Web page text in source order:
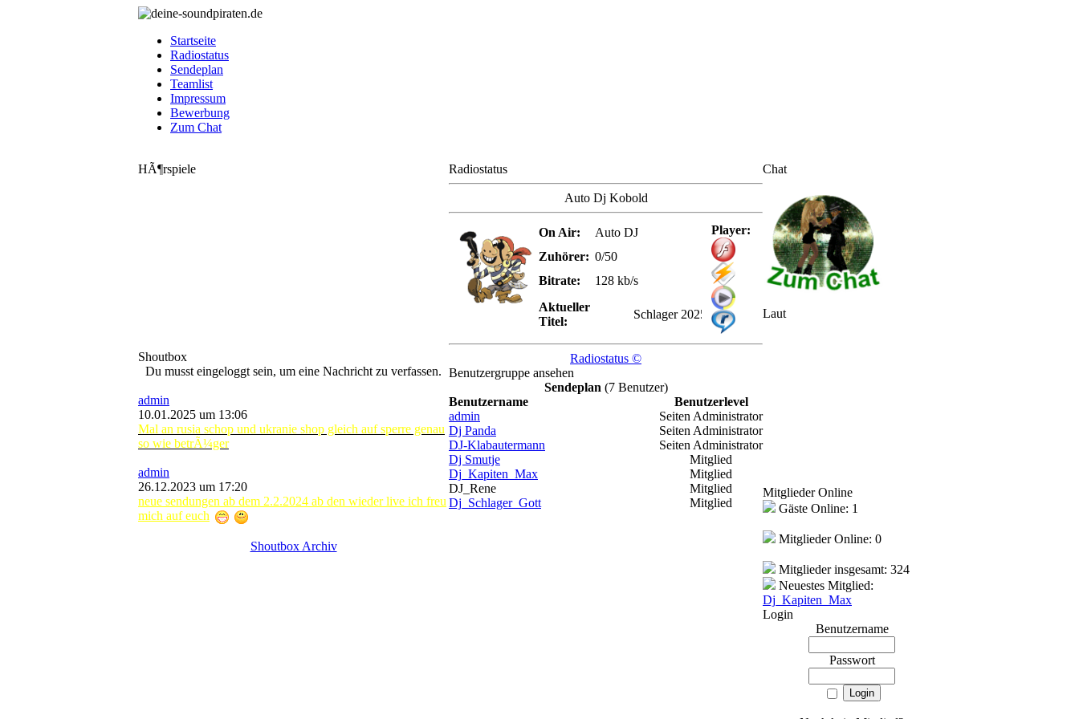
Startseite
Radiostatus
Sendeplan
Teamlist
Impressum
Bewerbung
Zum Chat
HÃ¶rspiele
Shoutbox
Du musst eingeloggt sein, um eine Nachricht zu verfassen.
admin
10.01.2025 um 13:06
Mal an rusia schop und ukranie shop gleich auf sperre genau
so wie betrÃ¼ger
admin
26.12.2023 um 17:20
neue sendungen ab dem 2.2.2024 ab den wieder live ich freu
mich auf euch
Shoutbox Archiv
Radiostatus
Auto Dj Kobold
On Air: Auto DJ
Player:
Zuhörer: 0/50
Bitrate:
128 kb/s
Aktueller
Titel:
Schlager 2025 Mega-Hits
Radiostatus ©
Benutzergruppe ansehen
Sendeplan (7 Benutzer)
Benutzername
Benutzerlevel
admin
Seiten Administrator
Dj Panda
Seiten Administrator
DJ-Klabautermann
Seiten Administrator
Dj Smutje
Mitglied
Dj_Kapiten_Max
Mitglied
DJ_Rene
Mitglied
Dj_Schlager_Gott
Mitglied
Chat
Laut
Mitglieder Online
Gäste Online: 1
Mitglieder Online: 0
Mitglieder insgesamt: 324
Neuestes Mitglied:
Dj_Kapiten_Max
Login
Benutzername
Passwort